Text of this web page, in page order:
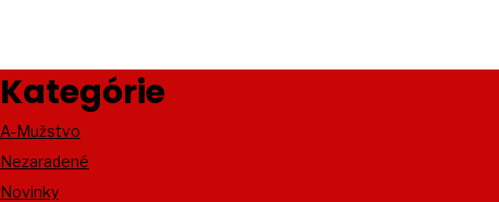
Kategórie
A-Mužstvo
Nezaradené
Novinky